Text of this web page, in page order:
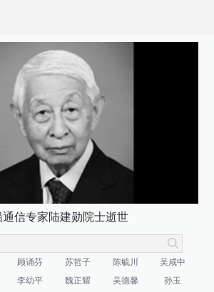
通信专家陆建勋院士逝世
顾诵芬 苏哲子 陈毓川
吴咸中
李幼平 魏正耀 吴德馨 孙玉